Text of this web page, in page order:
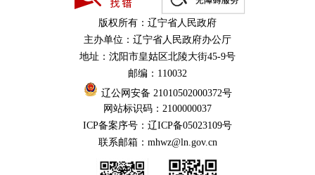
担。各地要多方筹措，统筹安排，列入地方财政预算，保证土地调查
六、调查工作要求
各地要加强对承担调查任务的调查队伍的监管和对调查人员的培
训。各级调查机构及其工作人员必须严格按照《中华人民共和国统计
法》等有关法律法规要求，按时报送调查数据，确保调查数据真实、
准确、完整。任何地方、部门、单位和个人都不得虚报、瞒报、拒
报、迟报，不得弄虚作假和篡改调查数据。调查成果要按程序逐级汇
总上报。调查中所获得的涉密资料和数据，必须严格保密。
各地区、各有关部门要充分利用报刊、广播、电视、互联网等媒
版权所有：辽宁省人民政府
主办单位：辽宁省人民政府办公厅
地址：沈阳市皇姑区北陵大街45-9号
邮编：110032
辽公网安备 21010502000372号
网站标识码：2100000037
ICP备案序号：辽ICP备05023109号
联系邮箱：mhwz@ln.gov.cn